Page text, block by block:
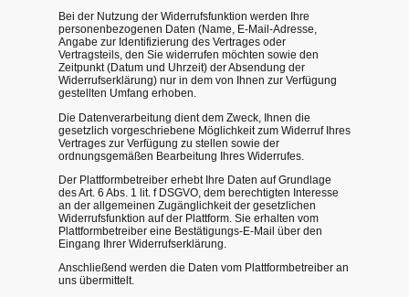
Bei der Nutzung der Widerrufsfunktion werden Ihre
personenbezogenen Daten (Name, E-Mail-Adresse,
Angabe zur Identifizierung des Vertrages oder
Vertragsteils, den Sie widerrufen möchten sowie den
Zeitpunkt (Datum und Uhrzeit) der Absendung der
Widerrufserklärung) nur in dem von Ihnen zur Verfügung
gestellten Umfang erhoben.
Die Datenverarbeitung dient dem Zweck, Ihnen die
gesetzlich vorgeschriebene Möglichkeit zum Widerruf Ihres
Vertrages zur Verfügung zu stellen sowie der
ordnungsgemäßen Bearbeitung Ihres Widerrufes.
Der Plattformbetreiber erhebt Ihre Daten auf Grundlage
des Art. 6 Abs. 1 lit. f DSGVO, dem berechtigten Interesse
an der allgemeinen Zugänglichkeit der gesetzlichen
Widerrufsfunktion auf der Plattform. Sie erhalten vom
Plattformbetreiber eine Bestätigungs-E-Mail über den
Eingang Ihrer Widerrufserklärung.
Anschließend werden die Daten vom Plattformbetreiber an
uns übermittelt.